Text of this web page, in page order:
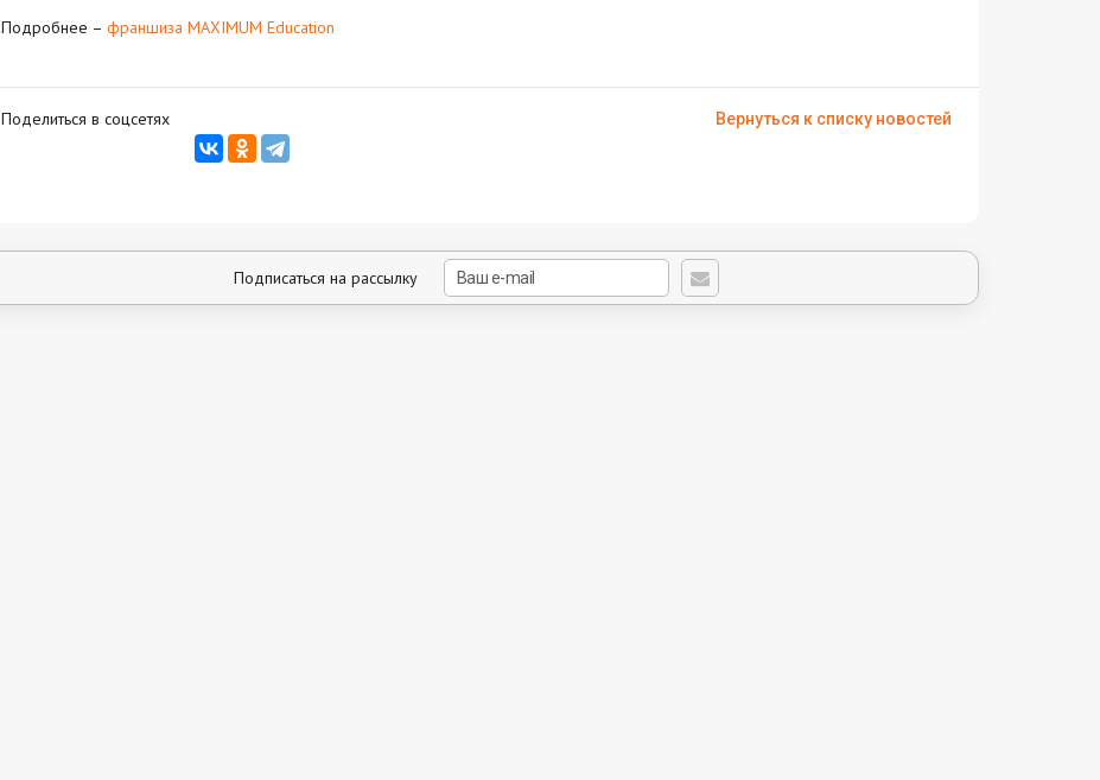
Подробнее – франшиза MAXIMUM Education
Поделиться в соцсетях Вернуться к списку новостей
Подписаться на рассылку